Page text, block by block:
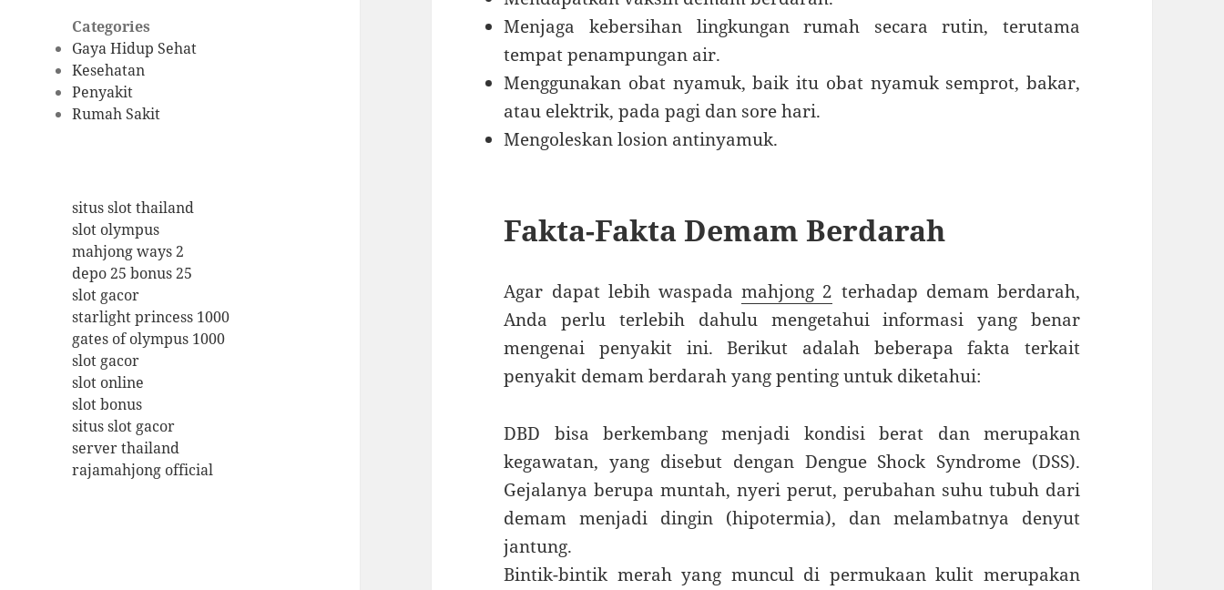
Categories
Gaya Hidup Sehat
Kesehatan
Penyakit
Rumah Sakit
situs slot thailand
slot olympus
mahjong ways 2
depo 25 bonus 25
slot gacor
starlight princess 1000
gates of olympus 1000
slot gacor
slot online
slot bonus
situs slot gacor
server thailand
rajamahjong official
Menjaga kebersihan lingkungan rumah secara rutin, terutama
tempat penampungan air.
Menggunakan obat nyamuk, baik itu obat nyamuk semprot, bakar,
atau elektrik, pada pagi dan sore hari.
Mengoleskan losion antinyamuk.
Fakta-Fakta Demam Berdarah
Agar dapat lebih waspadamahjong 2 terhadap demam berdarah,
Anda perlu terlebih dahulu mengetahui informasi yang benar
mengenai penyakit ini. Berikut adalah beberapa fakta terkait
penyakit demam berdarah yang penting untuk diketahui:
DBD bisa berkembang menjadi kondisi berat dan merupakan
kegawatan, yang disebut dengan Dengue Shock Syndrome (DSS).
Gejalanya berupa muntah, nyeri perut, perubahan suhu tubuh dari
demam menjadi dingin (hipotermia), dan melambatnya denyut
jantung.
Bintik-bintik merah yang muncul di permukaan kulit merupakan